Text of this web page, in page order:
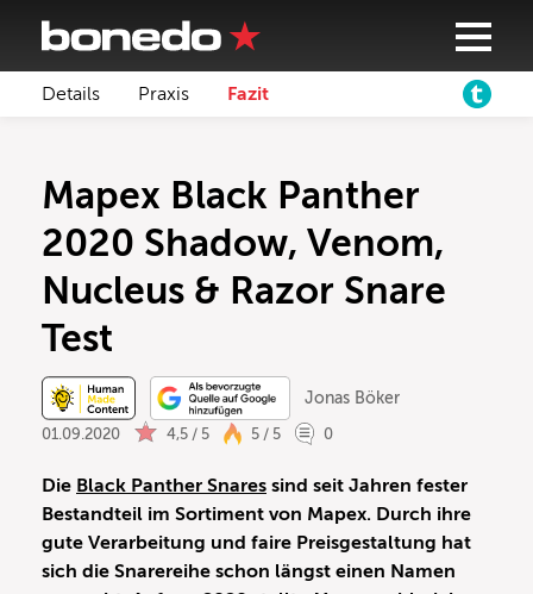
Details Praxis Fazit
Mapex Black Panther
2020 Shadow, Venom,
Nucleus & Razor Snare
Test
Jonas Böker
01.09.2020 4,5 / 5 5 / 5 0
Die Black Panther Snares sind seit Jahren fester
Bestandteil im Sortiment von Mapex. Durch ihre
gute Verarbeitung und faire Preisgestaltung hat
sich die Snarereihe schon längst einen Namen